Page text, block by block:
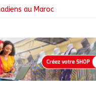
au Maroc